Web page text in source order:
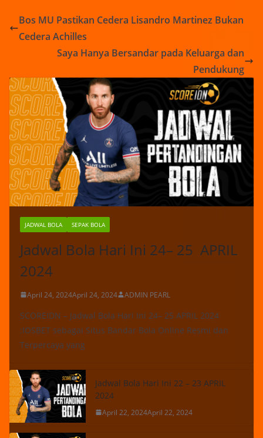
Bos MU Pastikan Cedera Lisandro Martinez Bukan
Cedera Achilles
Saya Hanya Bersandar pada Keluarga dan
Pendukung
JADWAL BOLA SEPAK BOLA
Jadwal Bola Hari Ini 24– 25 APRIL
2024
April 24, 2024April 24, 2024 ADMIN PEARL
SCOREIDN – Jadwal Bola Hari Ini 24– 25 APRIL 2024
:IOSBET sebagai Situs Bandar Bola Online Resmi dan
Terpercaya yang
Jadwal Bola Hari Ini 22 – 23 APRIL
2024
April 22, 2024April 22, 2024